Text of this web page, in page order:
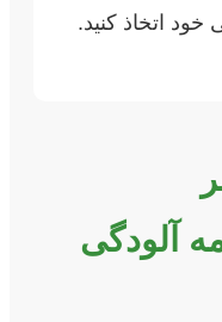
اتخاذ کنید.
آلودگی